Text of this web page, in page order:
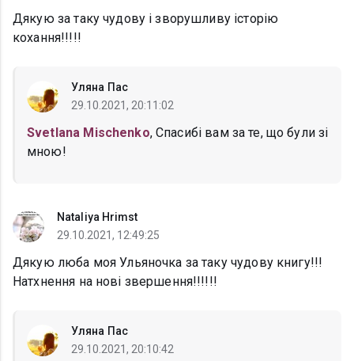
Дякую за таку чудову і зворушливу історію
кохання!!!!!
Уляна Пас
29.10.2021, 20:11:02
Svetlana Mischenko, Спасибі вам за те, що були зі
мною!
Nataliya Hrimst
29.10.2021, 12:49:25
Дякую люба моя Ульяночка за таку чудову книгу!!!
Натхнення на нові звершення!!!!!!
Уляна Пас
29.10.2021, 20:10:42